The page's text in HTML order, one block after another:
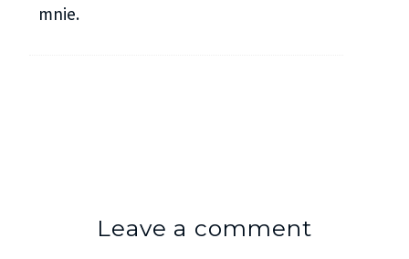
mnie.
Leave a comment